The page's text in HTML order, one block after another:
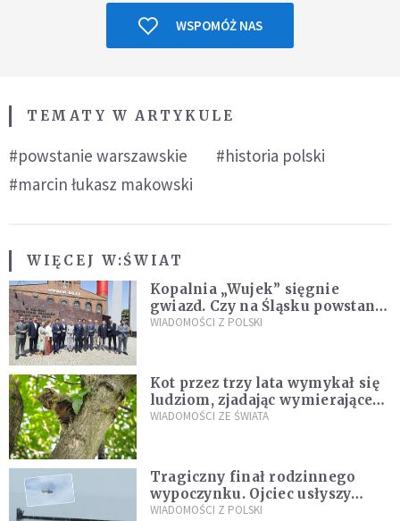
WSPOMÓŻ NAS
TEMATY W ARTYKULE
#powstanie warszawskie
#historia polski
#marcin łukasz makowski
WIĘCEJ W:ŚWIAT
Kopalnia „Wujek” sięgnie
gwiazd. Czy na Śląsku powstanie
„Dolina Krzemowa”?
WIADOMOŚCI Z POLSKI
Kot przez trzy lata wymykał się
ludziom, zjadając wymierające
kaczki. W końcu popełnił
WIADOMOŚCI ZE ŚWIATA
Tragiczny finał rodzinnego
wypoczynku. Ojciec usłyszy
zarzuty
WIADOMOŚCI Z POLSKI